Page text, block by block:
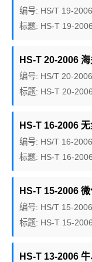
编号: HS/T 19-2006
标题: HS-T 19-
HS-T 20-2006
编号: HS/T 20-2006
标题: HS-T 20-
HS-T 16-2006
编号: HS/T 16-2006
标题: HS-T 16-
HS-T 15-2006
编号: HS/T 15-2006
标题: HS-T 15-
HS-T 13-2006